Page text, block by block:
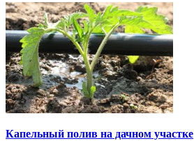
Капельный полив на дачном участке